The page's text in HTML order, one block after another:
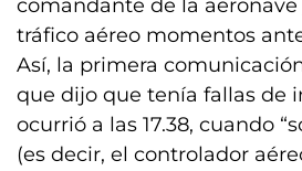
comandante de la
tráfico aéreo momentos
Así, la primera
que dijo que tenía fallas de
ocurrió a las 17.38, cuando
(es decir, el controlador